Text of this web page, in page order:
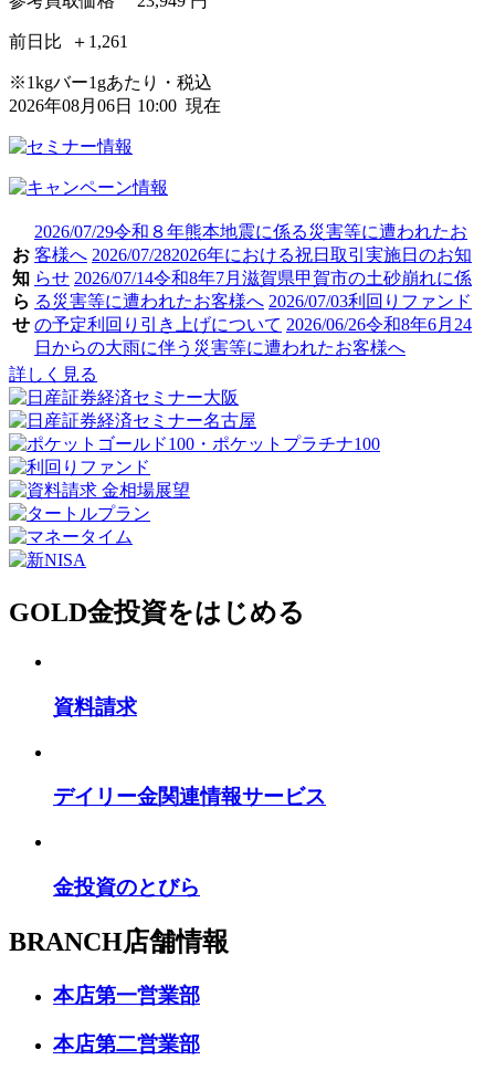
前日比 ＋1,261
※1kgバー1gあたり・税込
2026年08月06日 10:00 現在
お
知
ら
せ
2026/07/29令和８年熊本地震に係る災害等に遭われたお
客様へ 2026/07/282026年における祝日取引実施日のお知
らせ 2026/07/14令和8年7月滋賀県甲賀市の土砂崩れに係
る災害等に遭われたお客様へ 2026/07/03利回りファンド
の予定利回り引き上げについて 2026/06/26令和8年6月24
日からの大雨に伴う災害等に遭われたお客様へ
詳しく見る
GOLD金投資をはじめる
資料請求
デイリー金関連情報サービス
金投資のとびら
BRANCH店舗情報
本店第一営業部
本店第二営業部